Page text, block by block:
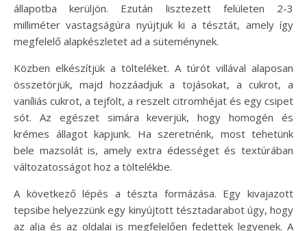
állapotba kerüljön. Ezután lisztezett felületen 2-3
milliméter vastagságúra nyújtjuk ki a tésztát, amely így
megfelelő alapkészletet ad a süteménynek.
Közben elkészítjük a tölteléket. A túrót villával alaposan
összetörjük, majd hozzáadjuk a tojásokat, a cukrot, a
vaníliás cukrot, a tejfölt, a reszelt citromhéjat és egy csipet
sót. Az egészet simára keverjük, hogy homogén és
krémes állagot kapjunk. Ha szeretnénk, most tehetünk
bele mazsolát is, amely extra édességet és textúrában
változatosságot hoz a töltelékbe.
A következő lépés a tészta formázása. Egy kivajazott
tepsibe helyezzünk egy kinyújtott tésztadarabot úgy, hogy
az alja és az oldalai is megfelelően fedettek legyenek. A